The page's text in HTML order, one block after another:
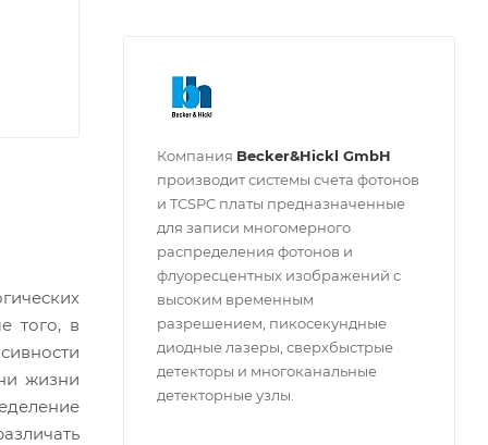
того, в
жизни
Компания Becker&Hickl GmbH
производит системы счета фотонов
и TCSPC платы предназначенные
для записи многомерного
распределения фотонов и
флуоресцентных изображений с
высоким временным
разрешением, пикосекундные
диодные лазеры, сверхбыстрые
детекторы и многоканальные
детекторные узлы.